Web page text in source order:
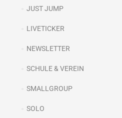
JUST JUMP
LIVETICKER
NEWSLETTER
SCHULE & VEREIN
SMALLGROUP
SOLO